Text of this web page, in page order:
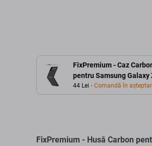
FixPremium - Caz
pentru Samsung Galaxy
Flip 4, negru
44 Lei Comandă în
FixPremium - Husă Carbon